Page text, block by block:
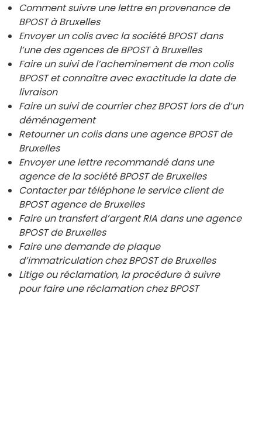
Comment suivre une lettre en provenance de
BPOST à Bruxelles
Envoyer un colis avec la société BPOST dans
l’une des agences de BPOST àBruxelles
Faire un suivi de l’acheminement de mon colis
BPOST et connaître avec exactitude la date de
livraison
Faire un suivi de courrier chez BPOST lors de d’un
déménagement
Retourner un colis dans une agence BPOST de
Bruxelles
Envoyer une lettre recommandé dans une
agence de la société BPOST deBruxelles
Contacter par téléphone le service client de
BPOST agence deBruxelles
Faire un transfert d’argent RIA dans une agence
BPOST deBruxelles
Faire une demande de plaque
d’immatriculation chez BPOST deBruxelles
Litige ou réclamation, la procédure à suivre
pour faire une réclamation chez BPOST